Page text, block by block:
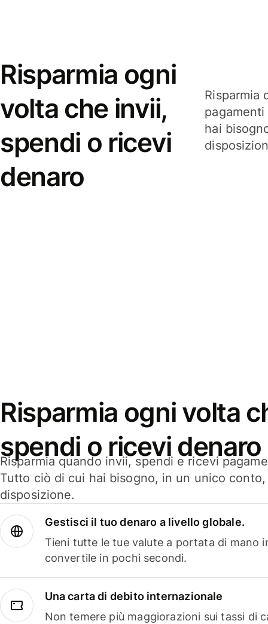
Risparmia ogni
volta che invii,
spendi o ricevi
denaro
Risparmia
hai
Risparmia ogni volta
spendi o ricevi denaro
Risparmia quando invii, spendi e ricevi
Tutto ciò di cui hai bisogno, in un unico
disposizione.
Gestisci il tuo denaro a livello globale.
Tieni tutte le tue valute a portata di mano
convertile in pochi secondi.
Una carta di debito internazionale
Non temere più maggiorazioni sui tassi di